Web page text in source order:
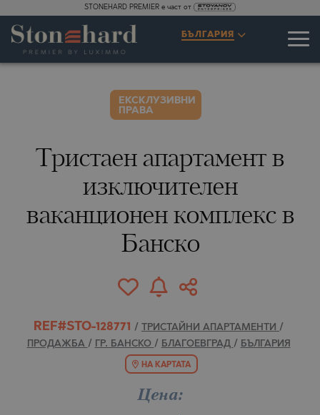
СПЕЦИФИКАЦИИ ОПИСАНИЕ КАРТА
ГАЛЕРИЯ
ЦЕНИ
ЗАПИТВАНЕ
STONEHARD PREMIER е част от
БЪЛГАРИЯ
СНИМКИ
ЕКСКЛУЗИВНИ
ПРАВА
Тристаен апартамент в
изключителен
ваканционен комплекс в
Банско
REF#STO-128771 / ТРИСТАЙНИ АПАРТАМЕНТИ /
ПРОДАЖБА / ГР. БАНСКО / БЛАГОЕВГРАД / БЪЛГАРИЯ
НА КАРТАТА
Цена: